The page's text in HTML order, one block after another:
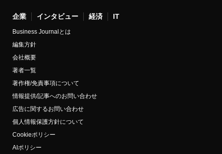
企業 インタビュー 経済 IT
Business Journalとは
編集方針
会社概要
著者一覧
著作権/免責事項について
情報提供/記事へのお問い合わせ
広告に関するお問い合わせ
個人情報保護方針について
Cookieポリシー
AIポリシー